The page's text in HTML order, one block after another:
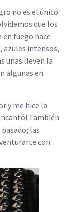
no es el único
que los
fuego hace
azules intensos,
uñas lleven la
algunas en
y me hice la
También
las
con